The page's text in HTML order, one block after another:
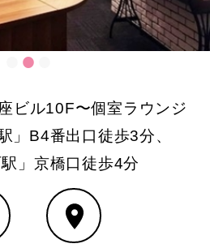
ビル10F〜個室ラウンジ
」B4番出口徒歩3分、
」京橋口徒歩4分